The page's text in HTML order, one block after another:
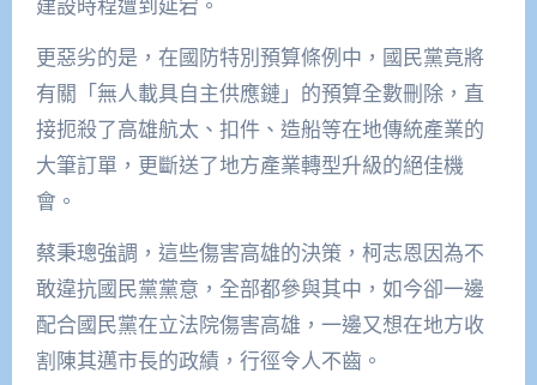
建設時程遭到延宕。
更惡劣的是，在國防特別預算條例中，國民黨竟將
有關「無人載具自主供應鏈」的預算全數刪除，直
接扼殺了高雄航太、扣件、造船等在地傳統產業的
大筆訂單，更斷送了地方產業轉型升級的絕佳機
會。
蔡秉璁強調，這些傷害高雄的決策，柯志恩因為不
敢違抗國民黨黨意，全部都參與其中，如今卻一邊
配合國民黨在立法院傷害高雄，一邊又想在地方收
割陳其邁市長的政績，行徑令人不齒。